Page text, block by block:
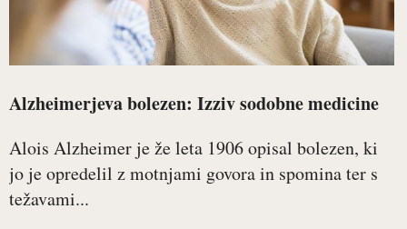
Alzheimerjeva bolezen: Izziv sodobne medicine
Alois Alzheimer je že leta 1906 opisal bolezen, ki
jo je opredelil z motnjami govora in spomina ter s
težavami...